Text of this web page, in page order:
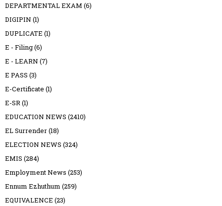
DEPARTMENTAL EXAM (6)
DIGIPIN (1)
DUPLICATE (1)
E - Filing(6)
E - LEARN (7)
E PASS (3)
E-Certificate (1)
E-SR(1)
EDUCATION NEWS (2410)
EL Surrender(18)
ELECTION NEWS (324)
EMIS (284)
Employment News (253)
Ennum Ezhuthum (259)
EQUIVALENCE (23)